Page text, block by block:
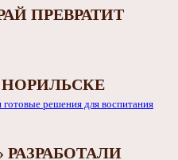
ПРЕВРАТИТ